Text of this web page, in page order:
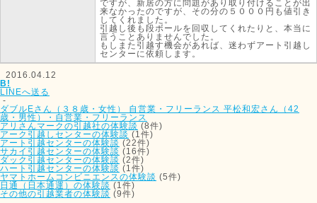
ですが、新居の方に問題があり取り付けることが出
来なかったのですが、その分の５０００円も値引き
してくれました。
引越し後も段ボールを回収してくれたりと、本当に
言うことありませんでした。
もしまた引越す機会があれば、迷わずアート引越し
センターに依頼します。
2016.04.12
B!
LINEへ送る
-
ダブルEさん（３８歳・女性） 自営業・フリーランス 平松和宏さん（42
歳・男性）・自営業・フリーランス
アリさんマークの引越社の体験談 (8件)
アーク引越しセンターの体験談 (1件)
アート引越センターの体験談 (22件)
サカイ引越センターの体験談 (16件)
ダック引越センターの体験談 (2件)
ハート引越センターの体験談 (1件)
ヤマトホームコンビニエンスの体験談 (5件)
日通（日本通運）の体験談 (1件)
その他の引越業者の体験談 (9件)